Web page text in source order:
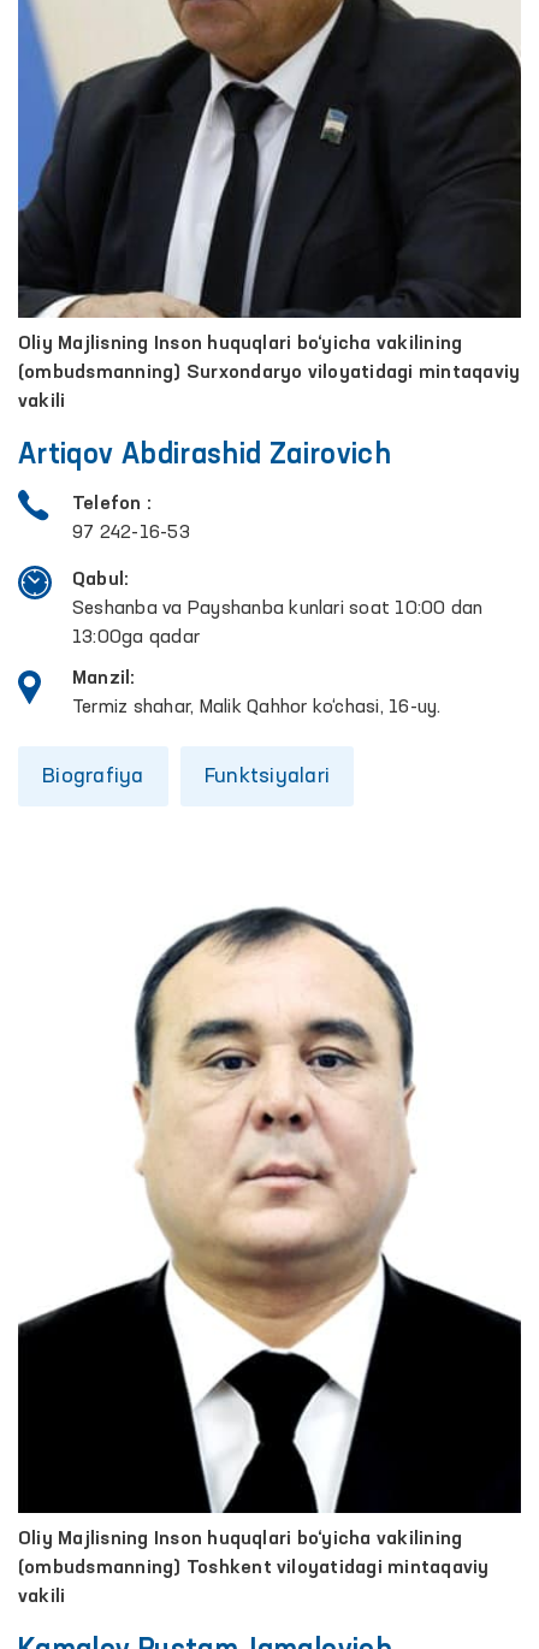
Oliy Majlisning Inson huquqlari bo‘yicha vakilining
(ombudsmanning) Surxondaryo viloyatidagi mintaqaviy
vakili
Artiqov Abdirashid Zairovich
Telefon :
97 242-16-53
Qabul:
Seshanba va Payshanba kunlari soat 10:00 dan
13:00ga qadar
Manzil:
Termiz shahar, Malik Qahhor ko‘chasi, 16-uy.
Biografiya Funktsiyalari
Oliy Majlisning Inson huquqlari bo‘yicha vakilining
(ombudsmanning) Toshkent viloyatidagi mintaqaviy
vakili